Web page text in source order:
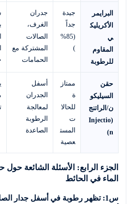
البرايمر
الأكريليك
ي
المقاوم
للرطوبة
جيدة
جداً
(85%
)
جدران
الغرف،
الصالات
المشتركة مع
الحمامات
حقن
السيليكو
ن/الراتنج
(Injectio
n)
ممتاز
ة
للحالا
ت
المست
عصية
أسفل
الجدران
لمعالجة
الرطوبة
الصاعدة
الجزء الرابع: الأسئلة الشائعة
الماء في الحائط
س1: تظهر رطوبة في أسفل جدار